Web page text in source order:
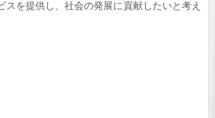
スを提供し、社会の発展に貢献したいと考え